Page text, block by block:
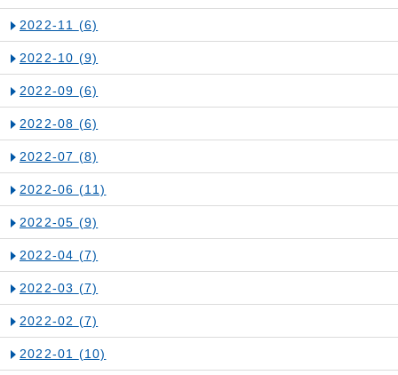
2022-11 (6)
2022-10 (9)
2022-09 (6)
2022-08 (6)
2022-07 (8)
2022-06 (11)
2022-05 (9)
2022-04 (7)
2022-03 (7)
2022-02 (7)
2022-01 (10)